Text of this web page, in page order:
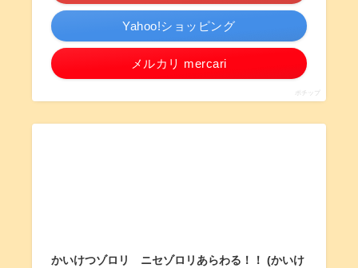
Yahoo!ショッピング
メルカリ mercari
ポチップ
かいけつゾロリ ニセゾロリあらわる！！ (かいけ